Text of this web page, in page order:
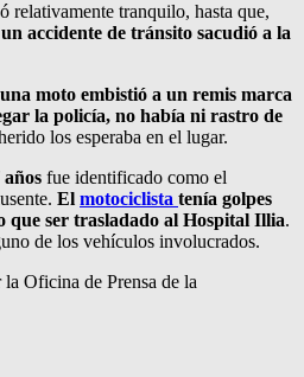
relativamente tranquilo, hasta que,
accidente de tránsito sacudió a la
una moto embistió a un remis marca
la policía, no había ni rastro de
los esperaba en el lugar.
fue identificado como el
El motociclista tenía golpes
que ser trasladado al Hospital Illia.
de los vehículos involucrados.
Oficina de Prensa de la